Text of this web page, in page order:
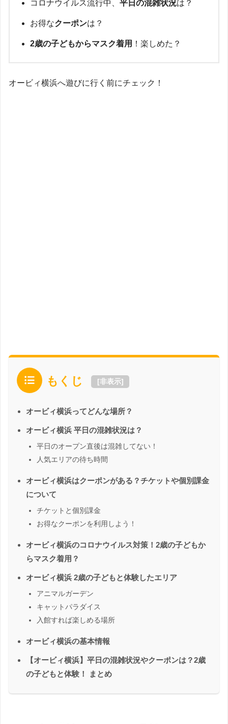
コロナウイルス流行中、 平日の混雑状況は？
お得なクーポンは？
2歳の子どもからマスク着用 ！楽しめた？
オービィ横浜へ遊びに行く前にチェック！
もくじ [非表示]
オービィ横浜ってどんな場所？
オービィ横浜 平日の混雑状況は？
平日のオープン直後は混雑してない！
人気エリアの待ち時間
オービィ横浜はクーポンがある？チケットや個別課金
について
チケットと個別課金
お得なクーポンを利用しよう！
オービィ横浜のコロナウイルス対策！2歳の子どもか
らマスク着用？
オービィ横浜 2歳の子どもと体験したエリア
アニマルガーデン
キャットパラダイス
入館すれば楽しめる場所
オービィ横浜の基本情報
【オービィ横浜】平日の混雑状況やクーポンは？2歳
の子どもと体験！ まとめ